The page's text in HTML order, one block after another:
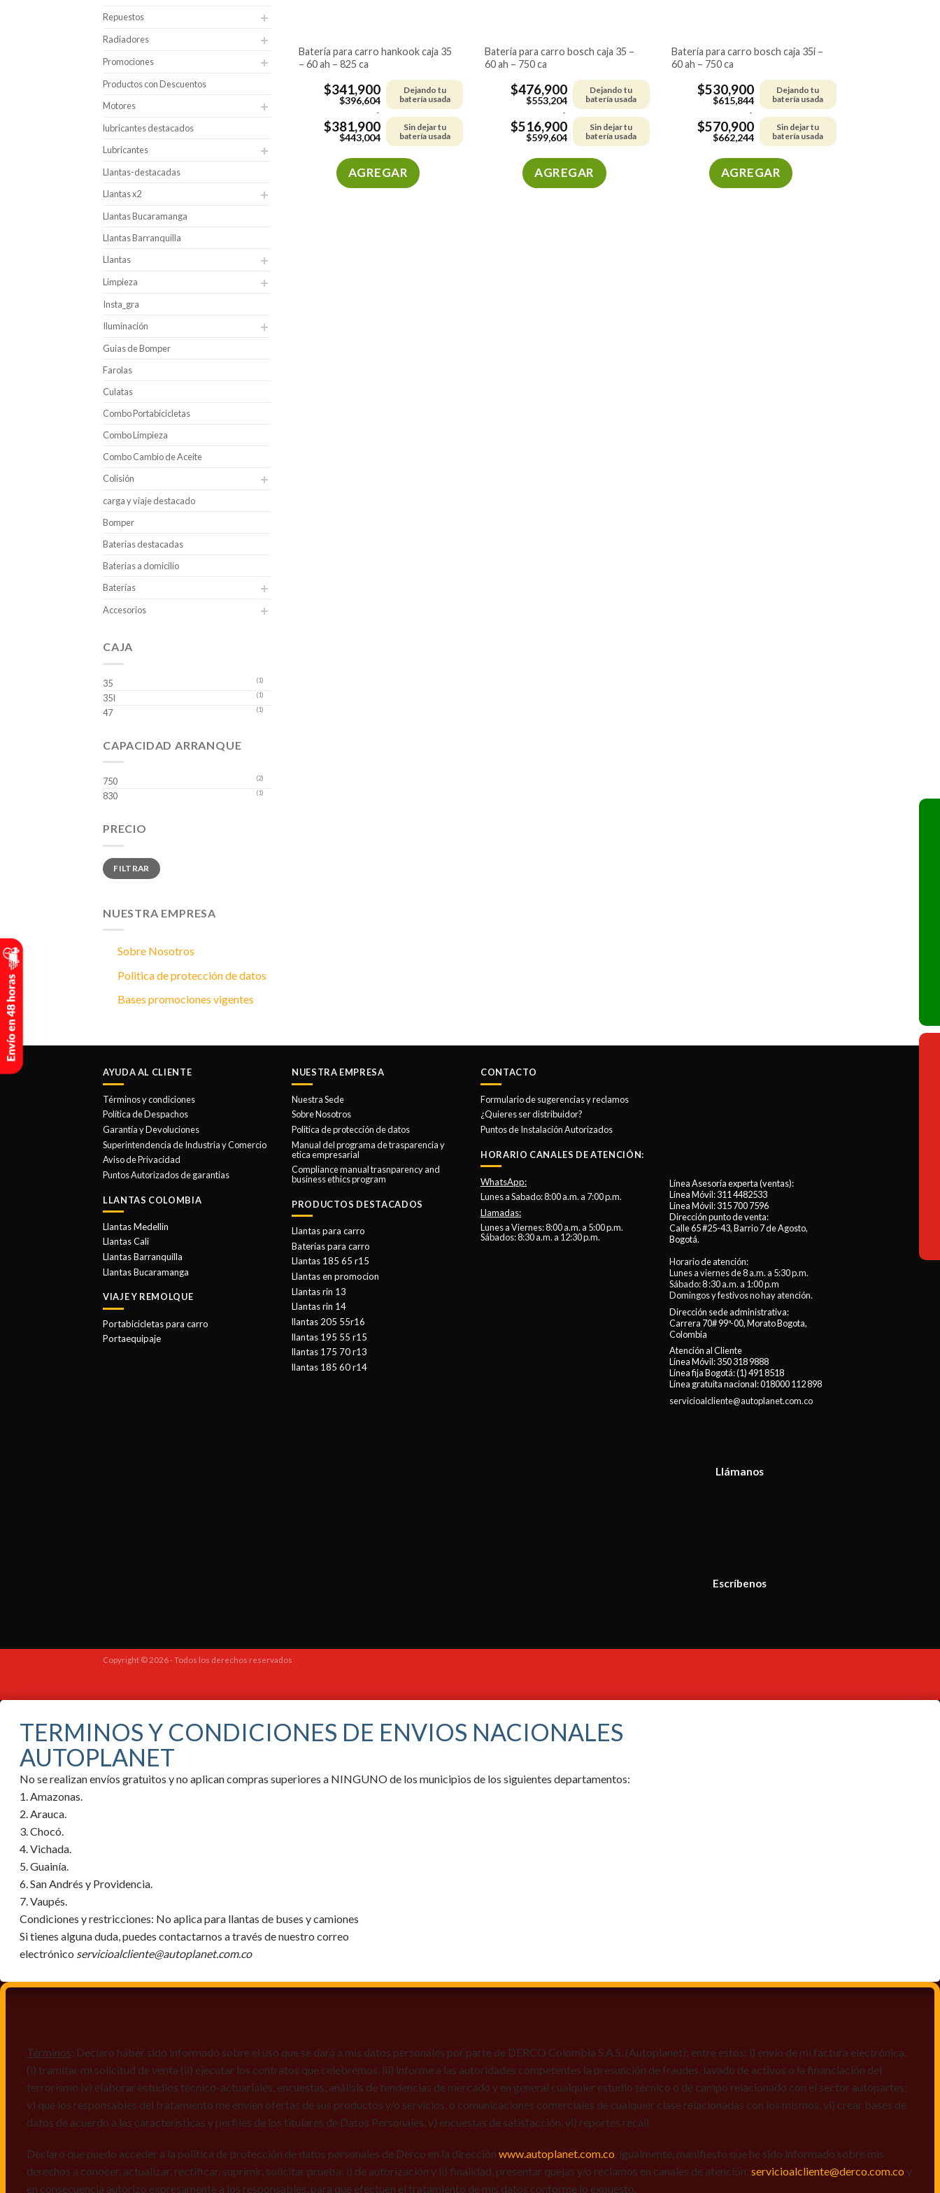
Repuestos
Radiadores
Promociones
Productos con Descuentos
Motores
lubricantes destacados
Lubricantes
Llantas-destacadas
Llantas x2
Llantas Bucaramanga
Llantas Barranquilla
Llantas
Limpieza
Insta_gra
Iluminación
Guias de Bomper
Farolas
Culatas
Combo Portabicicletas
Combo Limpieza
Combo Cambio de Aceite
Colisión
carga y viaje destacado
Bomper
Baterias destacadas
Baterias a domicilio
Baterías
Accesorios
CAJA
35 (1)
35I (1)
47 (1)
CAPACIDAD ARRANQUE
750 (2)
830 (1)
PRECIO
Precio
mínimo
Precio
máximo
FILTRAR
NUESTRA EMPRESA
Sobre Nosotros
Politica de protección de datos
Bases promociones vigentes
batería para carro hankook caja 35
– 60 ah – 825 ca
$341,900
$396,604
Dejando tu
batería usada
-
$381,900
$443,004
Sin dejar tu
batería usada
AGREGAR
batería para carro bosch caja 35 –
60 ah – 750 ca
$476,900
$553,204
Dejando tu
batería usada
-
$516,900
$599,604
Sin dejar tu
batería usada
AGREGAR
batería para carro bosch caja 35i –
60 ah – 750 ca
$530,900
$615,844
Dejando tu
batería usada
-
$570,900
$662,244
Sin dejar tu
batería usada
AGREGAR
AYUDA AL CLIENTE
Términos y condiciones
Política de Despachos
Garantía y Devoluciones
Superintendencia de Industria y Comercio
Aviso de Privacidad
Puntos Autorizados de garantias
LLANTAS COLOMBIA
Llantas Medellin
Llantas Cali
Llantas Barranquilla
Llantas Bucaramanga
VIAJE Y REMOLQUE
Portabicicletas para carro
Portaequipaje
NUESTRA EMPRESA
Nuestra Sede
Sobre Nosotros
Politica de protección de datos
Manual del programa de trasparencia y
etica empresarial
Compliance manual trasnparency and
business ethics program
PRODUCTOS DESTACADOS
Llantas para carro
Baterías para carro
Llantas 185 65 r15
Llantas en promocion
Llantas rin 13
Llantas rin 14
llantas 205 55r16
llantas 195 55 r15
llantas 175 70 r13
llantas 185 60 r14
CONTACTO
Formulario de sugerencias y reclamos
¿Quieres ser distribuidor?
Puntos de Instalación Autorizados
HORARIO CANALES DE ATENCIÓN:
WhatsApp:
Lunes a Sabado: 8:00 a.m. a 7:00 p.m.
Llamadas:
Lunes a Viernes: 8:00 a.m. a 5:00 p.m.
Sábados: 8:30 a.m. a 12:30 p.m.
Línea Asesoría experta (ventas):
Línea Móvil:311 4482533
Línea Móvil:315 700 7596
Dirección punto de venta:
Calle 65 #25-43, Barrio 7 de Agosto,
Bogotá.
Horario de atención:
Lunes a viernes de 8 a.m. a 5:30 p.m.
Sábado: 8 :30 a.m. a 1:00 p.m
Domingos y festivos no hay atención.
Dirección sede administrativa:
Carrera 70# 99ª-00, Morato Bogota,
Colombia
Atención al Cliente
Línea Móvil:350 318 9888
Línea fija Bogotá:(1) 491 8518
Línea gratuita nacional:018000 112 898
servicioalcliente@autoplanet.com.co
Llámanos
Escríbenos
Copyright © 2026 - Todos los derechos reservados
TERMINOS Y CONDICIONES DE ENVIOS NACIONALES
AUTOPLANET
No se realizan envíos gratuitos y no aplican compras superiores a NINGUNO de los municipios de los siguientes departamentos:
1. Amazonas.
2. Arauca.
3. Chocó.
4. Vichada.
5. Guainía.
6. San Andrés y Providencia.
7. Vaupés.
Condiciones y restricciones: No aplica para llantas de buses y camiones
Si tienes alguna duda, puedes contactarnos a través de nuestro correo
electrónico servicioalcliente@autoplanet.com.co
Términos: Declaro haber sido informado sobre el uso que se dará a mis datos personales por parte de DERCO Colombia S.A.S. (Autoplanet); entre estos: i) envío de mi factura electrónica,
(i) tramitar mi solicitud de venta (ii) ejecutar los contratos que celebremos, iii) informe a las autoridades competentes la presunción de fraudes, lavado de activos o la financiación del
terrorismo iv) elaborar estudios técnico-actuariales, encuestas, análisis de tendencias de mercado y en general cualquier estudio técnico o de campo relacionado con el sector autopartes;
v) que los responsables del tratamiento me envíen ofertas de sus productos y/o servicios, o comunicaciones comerciales de cualquier clase relacionadas con los mismos, vi) crear bases de
datos de acuerdo a las características y perfiles de los titulares de Datos Personales, v) encuestas de satisfacción, vi) reportes recall.
Declaro que puedo acceder a la política de protección de datos personales de Derco en la dirección www.autoplanet.com.co , igualmente, manifiesto que he sido informado sobre mis
derechos a conocer, actualizar, rectificar, suprimir, solicitar prueba: i) de autorización y ii) finalidad, presentar quejas y/o reclamos en canales de atención: servicioalcliente@derco.com.co y
en consecuencia autorizo expresamente a los responsables, para que efectúen el tratamiento de mis datos conforme lo expuesto.